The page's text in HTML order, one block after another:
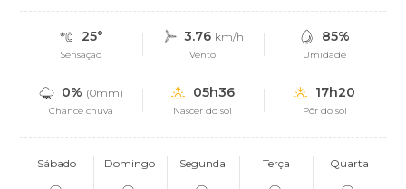
25°
Sensação
3.76 km/h
Vento
85%
Umidade
0% (0mm)
Chance chuva
05h36
Nascer do sol
17h20
Pôr do sol
Sábado Domingo Segunda Terça Quarta